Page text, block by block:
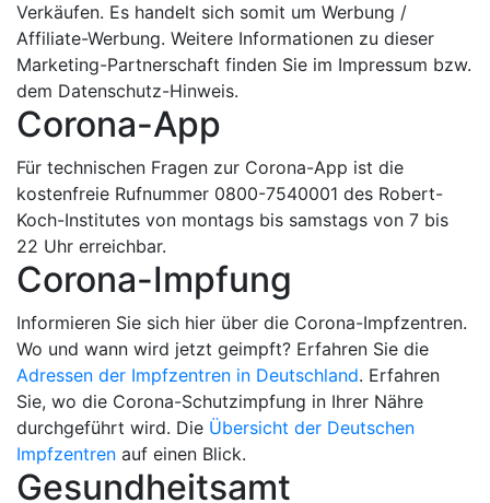
Verkäufen. Es handelt sich somit um Werbung /
Affiliate-Werbung. Weitere Informationen zu dieser
Marketing-Partnerschaft finden Sie im Impressum bzw.
dem Datenschutz-Hinweis.
Corona-App
Für technischen Fragen zur Corona-App ist die
kostenfreie Rufnummer 0800-7540001 des Robert-
Koch-Institutes von montags bis samstags von 7 bis
22 Uhr erreichbar.
Corona-Impfung
Informieren Sie sich hier über die Corona-Impfzentren.
Wo und wann wird jetzt geimpft? Erfahren Sie die
Adressen der Impfzentren in Deutschland. Erfahren
Sie, wo die Corona-Schutzimpfung in Ihrer Nähre
durchgeführt wird. Die Übersicht der Deutschen
Impfzentren auf einen Blick.
Gesundheitsamt